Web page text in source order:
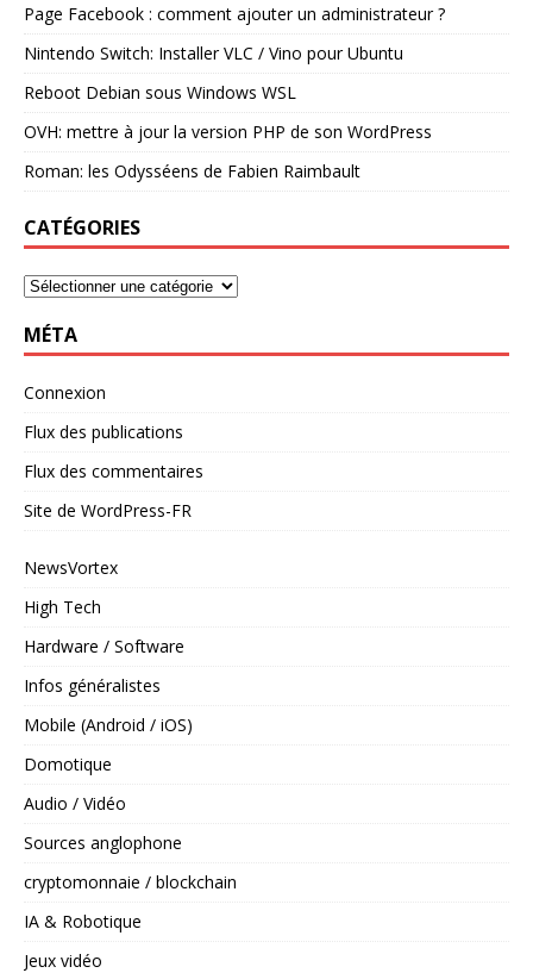
Page Facebook : comment ajouter un administrateur ?
Nintendo Switch: Installer VLC / Vino pour Ubuntu
Reboot Debian sous Windows WSL
OVH: mettre à jour la version PHP de son WordPress
Roman: les Odysséens de Fabien Raimbault
CATÉGORIES
MÉTA
Connexion
Flux des publications
Flux des commentaires
Site de WordPress-FR
NewsVortex
High Tech
Hardware / Software
Infos généralistes
Mobile (Android / iOS)
Domotique
Audio / Vidéo
Sources anglophone
cryptomonnaie / blockchain
IA & Robotique
Jeux vidéo